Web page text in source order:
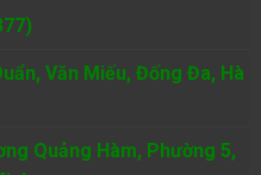
Văn Miếu, Đống Đa, Hà
Quảng Hàm, Phường 5,